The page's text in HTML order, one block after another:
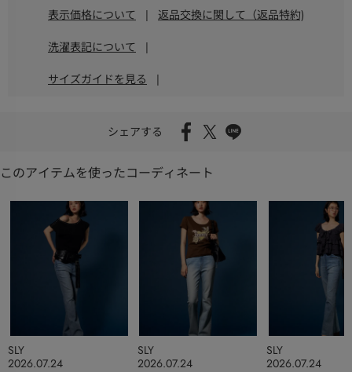
表示価格について | 返品交換に関して（返品特約)
洗濯表記について |
サイズガイドを見る |
シェアする
このアイテムを使ったコーディネート
2026.07.24
SLY
2026.07.24
SLY
2026.07.24
SLY